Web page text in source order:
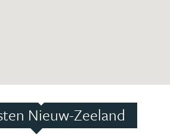
Nieuw-Zeeland